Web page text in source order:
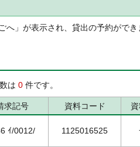
へ」が表示され、貸出の予約ができ
は 0 件です。
求記号 資料コード
ｲ/0012/ 1125016525